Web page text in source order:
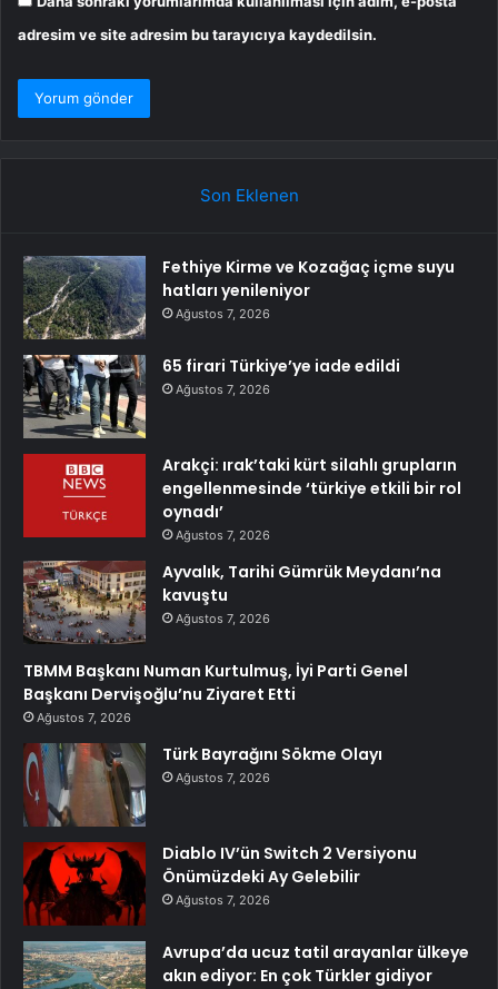
adresim ve site adresim bu tarayıcıya kaydedilsin.
Son Eklenen
Fethiye Kirme ve Kozağaç içme suyu
hatları yenileniyor
Ağustos 7, 2026
65 firari Türkiye’ye iade edildi
Ağustos 7, 2026
Arakçi: ırak’taki kürt silahlı grupların
engellenmesinde ‘türkiye etkili bir rol
oynadı’
Ağustos 7, 2026
Ayvalık, Tarihi Gümrük Meydanı’na
kavuştu
Ağustos 7, 2026
TBMM Başkanı Numan Kurtulmuş, İyi Parti Genel
Başkanı Dervişoğlu’nu Ziyaret Etti
Ağustos 7, 2026
Türk Bayrağını Sökme Olayı
Ağustos 7, 2026
Diablo IV’ün Switch 2 Versiyonu
Önümüzdeki Ay Gelebilir
Ağustos 7, 2026
Avrupa’da ucuz tatil arayanlar ülkeye
akın ediyor: En çok Türkler gidiyor